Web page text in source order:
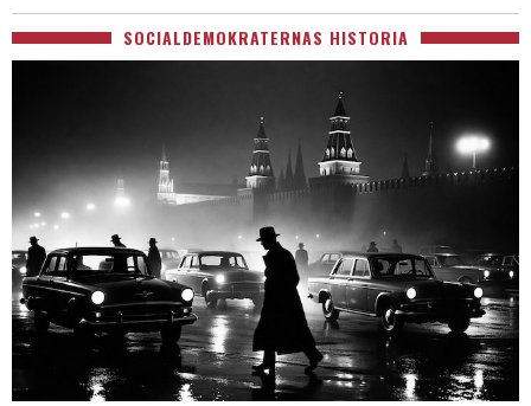
SOCIALDEMOKRATERNAS HISTORIA